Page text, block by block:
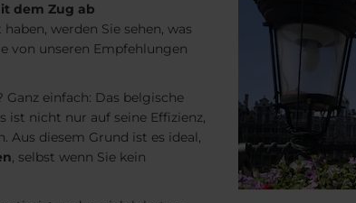
dem Zug ab
werden Sie sehen, was
von unseren Empfehlungen
einfach: Das belgische
ist nicht nur auf seine Effizienz,
Aus diesem Grund ist es ideal,
, selbst wenn Sie kein